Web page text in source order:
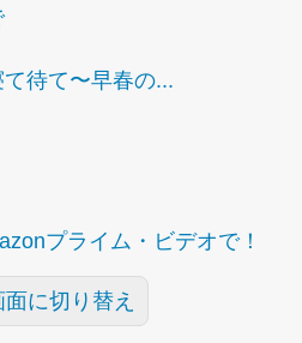
待て〜早春の...
プライム・ビデオで！
に切り替え